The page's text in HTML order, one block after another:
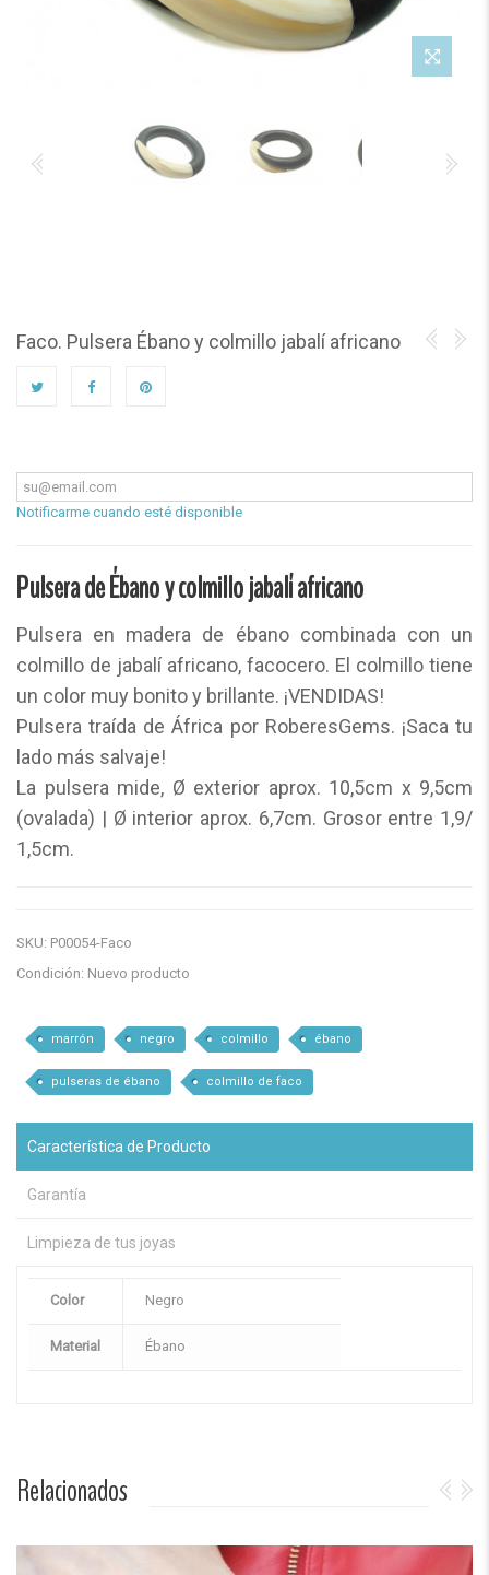
Faco. Pulsera Ébano y colmillo jabalí africano
Notificarme cuando esté disponible
Pulsera de Ébano y colmillo jabalí africano
Pulsera en madera de ébano combinada con un
colmillo de jabalí africano, facocero. El colmillo tiene
un color muy bonito y brillante. ¡VENDIDAS!
Pulsera traída de África por RoberesGems. ¡Saca tu
lado más salvaje!
La pulsera mide, Ø exterior aprox. 10,5cm x 9,5cm
(ovalada) | Ø interior aprox. 6,7cm. Grosor entre 1,9/
1,5cm.
SKU: P00054-Faco
Condición: Nuevo producto
marrón negro colmillo ébano
pulseras de ébano colmillo de faco
Característica de Producto
Garantía
Limpieza de tus joyas
Color Negro
Material Ébano
Relacionados